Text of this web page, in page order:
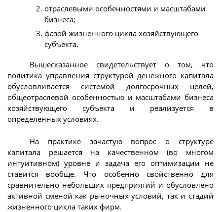
отраслевыми особенностями и масштабами
бизнеса;
фазой жизненного цикла хозяйствующего
субъекта.
Вышесказанное свидетельствует о том, что
политика управления структурой денежного капитала
обусловливается системой долгосрочных целей,
общеотраслевой особенностью и масштабами бизнеса
хозяйствующего субъекта и реализуется в
определённых условиях.
На практике зачастую вопрос о структуре
капитала решается на качественном (во многом
интуитивном) уровне и задача его оптимизации не
ставится вообще. Что особенно свойственно для
сравнительно небольших предприятий и обусловлено
активной сменой как рыночных условий, так и стадий
жизненного цикла таких фирм.